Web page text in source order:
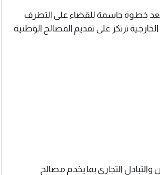
خطوة حاسمة للقضاء على التطرف
ترتكز على تقديم المصالح الوطنية
والتبادل التجاري بما يخدم مصالح